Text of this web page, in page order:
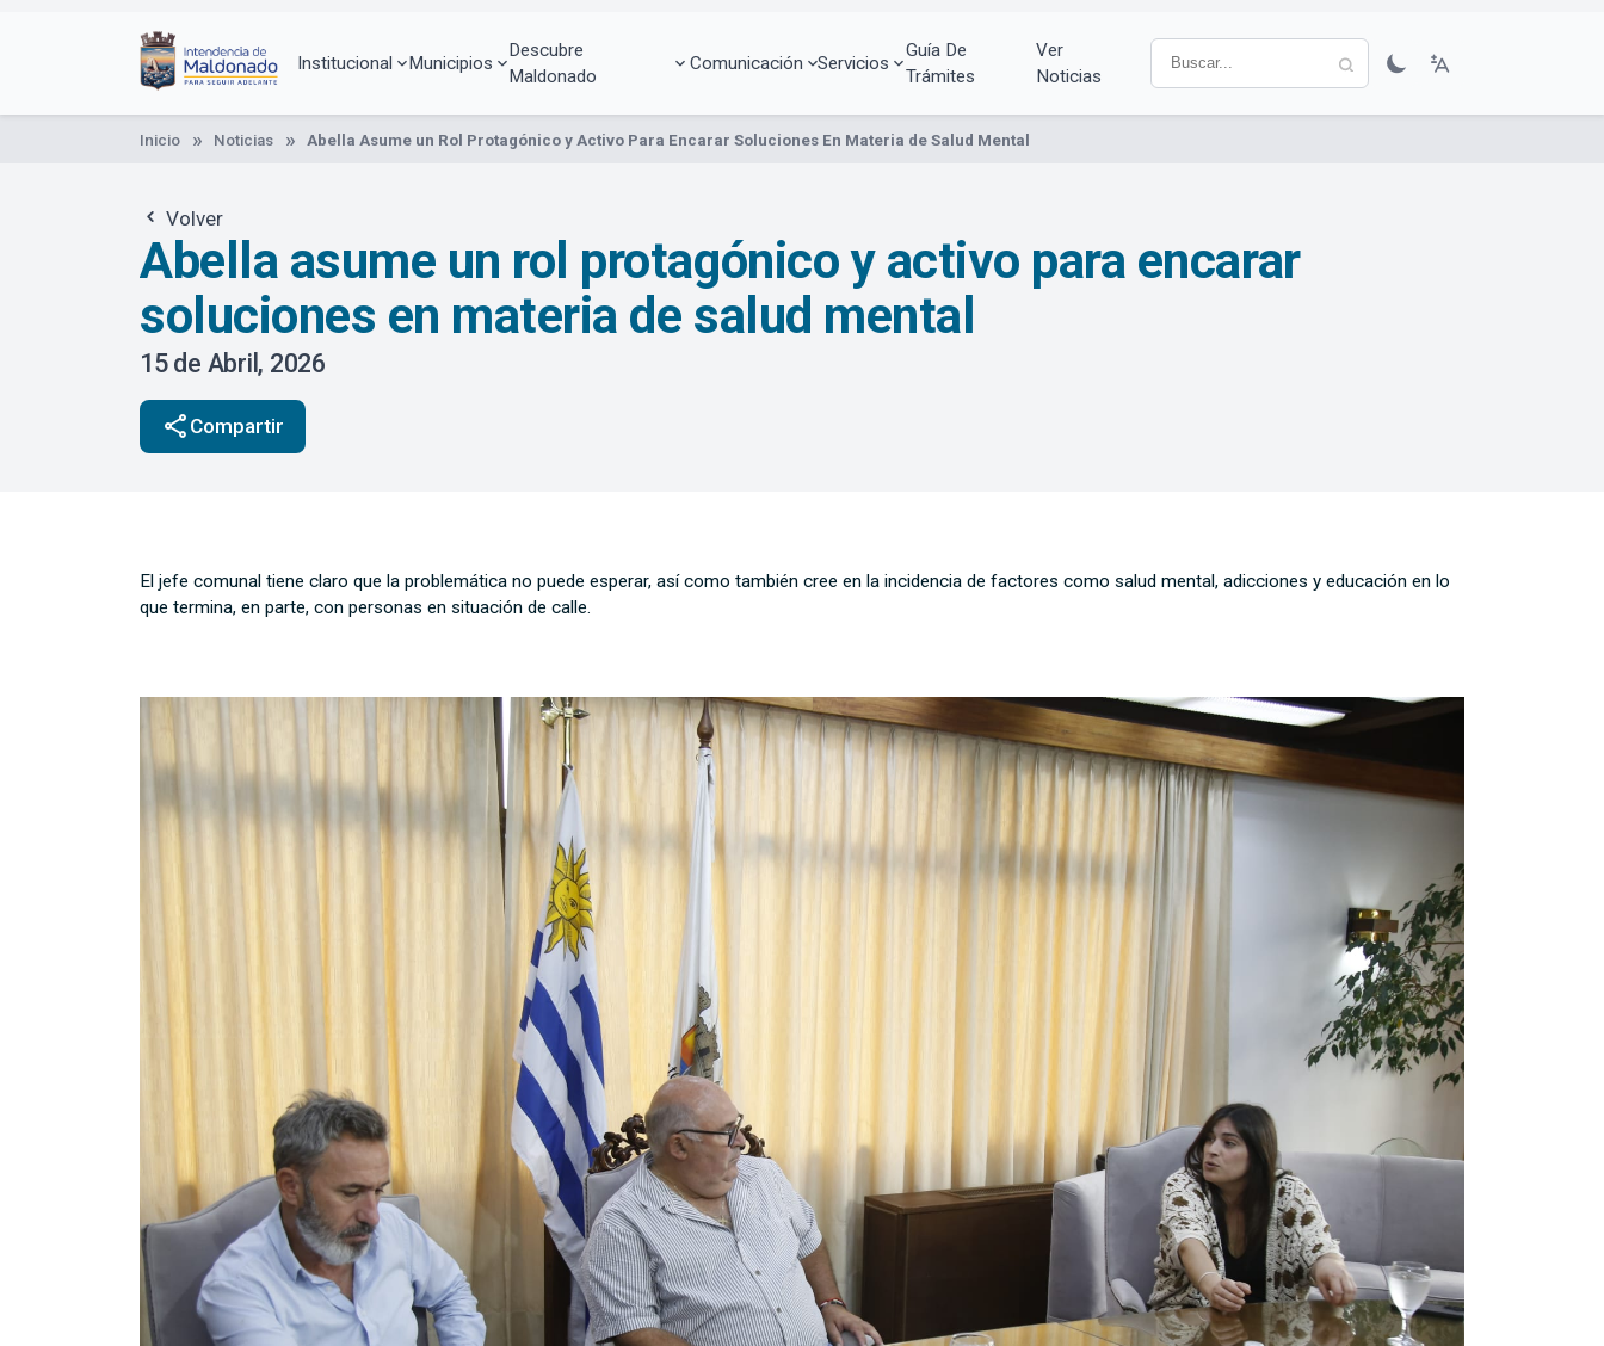
Institucional Municipios
Descubre
Maldonado
Comunicación Servicios
Guía De
Trámites
Ver
Noticias
Inicio Noticias Abella Asume un Rol Protagónico y Activo Para Encarar Soluciones En Materia de Salud Mental
Volver
Abella asume un rol protagónico y activo para encarar
soluciones en materia de salud mental
15 de Abril, 2026
share Compartir
El jefe comunal tiene claro que la problemática no puede esperar, así como también cree en la incidencia de factores como salud mental, adicciones y educación en lo
que termina, en parte, con personas en situación de calle.